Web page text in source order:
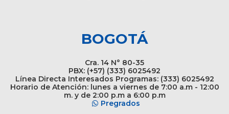
BOGOTÁ
Cra. 14 N° 80-35
PBX: (+57) (333) 6025492
Línea Directa Interesados Programas: (333) 6025492
Horario de Atención: lunes a viernes de 7:00 a.m - 12:00
m. y de 2:00 p.m a 6:00 p.m
Pregrados